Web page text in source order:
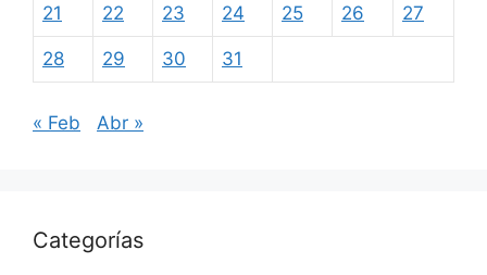
21 22 23 24 25 26 27
28 29 30 31
« Feb Abr »
Categorías